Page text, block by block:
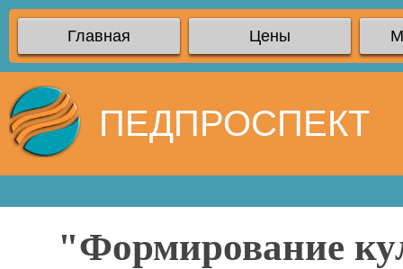
Главная Цены
ПЕДПРОСПЕКТ
"Формирование